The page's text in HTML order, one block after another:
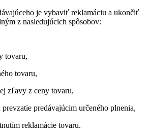
je vybaviť reklamáciu a ukončiť
z nasledujúcich spôsobov:
tovaru,
tovaru,
zľavy z ceny tovaru,
predávajúcim určeného plnenia,
reklamácie tovaru.